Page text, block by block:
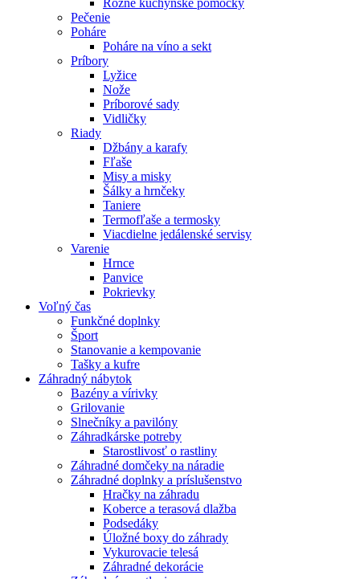
Pečenie
Poháre
Poháre na víno a sekt
Príbory
Lyžice
Nože
Príborové sady
Vidličky
Riady
Džbány a karafy
Fľaše
Misy a misky
Šálky a hrnčeky
Taniere
Termofľaše a termosky
Viacdielne jedálenské servisy
Varenie
Hrnce
Panvice
Pokrievky
Voľný čas
Funkčné doplnky
Šport
Stanovanie a kempovanie
Tašky a kufre
Záhradný nábytok
Bazény a vírivky
Grilovanie
Slnečníky a pavilóny
Záhradkárske potreby
Starostlivosť o rastliny
Záhradné domčeky na náradie
Záhradné doplnky a príslušenstvo
Hračky na záhradu
Koberce a terasová dlažba
Podsedáky
Úložné boxy do záhrady
Vykurovacie telesá
Záhradné dekorácie